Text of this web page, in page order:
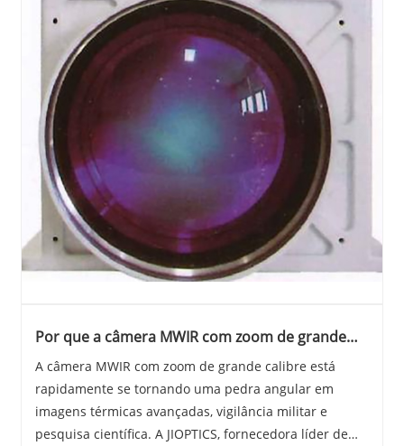
Por que a câmera MWIR com zoom de grande
imagem térmica
A câmera MWIR com zoom de grande calibre está
rapidamente se tornando uma pedra angular em
imagens térmicas avançadas, vigilância militar e
pesquisa científica. A JIOPTICS, fornecedora líder de